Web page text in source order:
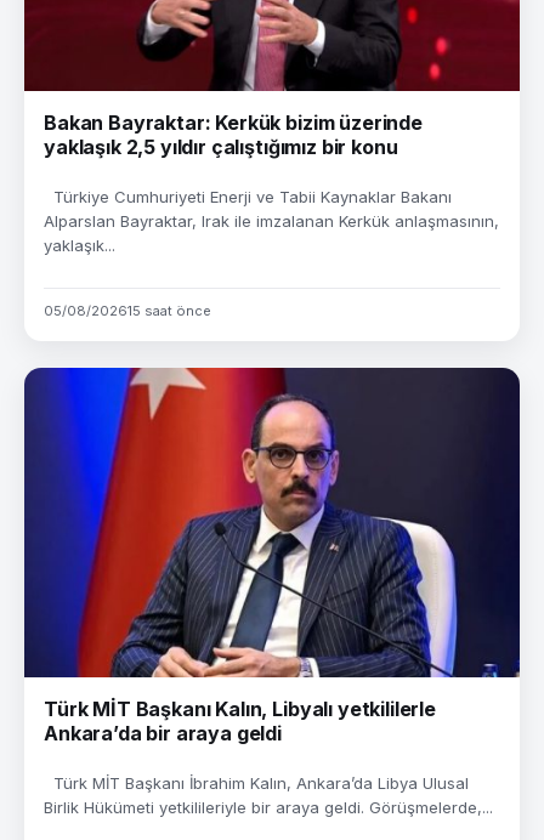
Bakan Bayraktar: Kerkük bizim üzerinde
yaklaşık 2,5 yıldır çalıştığımız bir konu
Türkiye Cumhuriyeti Enerji ve Tabii Kaynaklar Bakanı
Alparslan Bayraktar, Irak ile imzalanan Kerkük anlaşmasının,
yaklaşık...
05/08/202615 saat önce
Türk MİT Başkanı Kalın, Libyalı yetkililerle
Ankara’da bir araya geldi
Türk MİT Başkanı İbrahim Kalın, Ankara’da Libya Ulusal
Birlik Hükümeti yetkilileriyle bir araya geldi. Görüşmelerde,...